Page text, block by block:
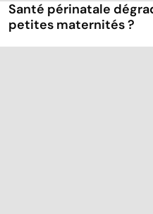
Santé périnatale
petites maternités ?